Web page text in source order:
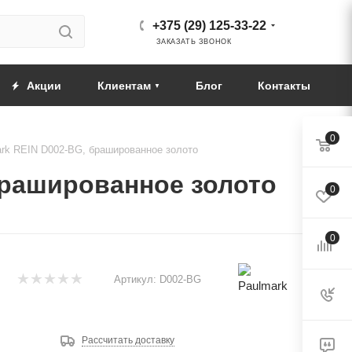
+375 (29) 125-33-22
ЗАКАЗАТЬ ЗВОНОК
Акции Клиентам Блог Контакты
REIN D002-BG, брашированное золото
золото
Артикул: D002-BG
Рассчитать доставку
0
0
0